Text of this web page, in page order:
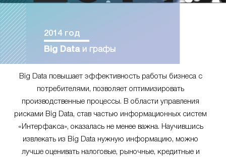
2014 год
Big Dataи графы
Big Data повышает эффективность работы бизнеса с
потребителями, позволяет оптимизировать
производственные процессы. В области управления
рисками Big Data, став частью информационных систем
«Интерфакса», оказалась не менее важна. Научившись
извлекать из Big Data нужную информацию, можно
лучше оценивать налоговые, рыночные, кредитные и